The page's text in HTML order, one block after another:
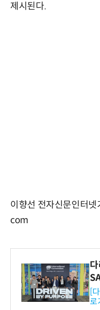
제시된다.
이향선 전자신문인터
com
-
[
로